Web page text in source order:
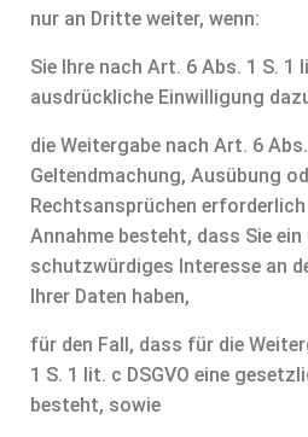
nur an Dritte weiter, wenn:
Sie Ihre nach Art. 6 Abs. 1 S. 1
ausdrückliche Einwilligung
die Weitergabe nach Art. 6
Geltendmachung, Ausübung
Rechtsansprüchen
Annahme besteht, dass Sie ein
schutzwürdiges Interesse an
Ihrer Daten haben,
für den Fall, dass für die
1 S. 1 lit. c DSGVO eine
besteht, sowie